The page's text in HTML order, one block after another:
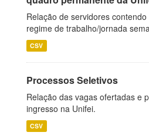
Relação de servidores
regime de trabalho/jornada
CSV
Processos Seletivos
Relação das vagas ofertadas e
ingresso na Unifei.
CSV